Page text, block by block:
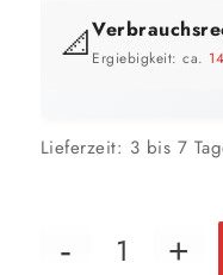
📐 Ergiebigkeit: ca.
Lieferzeit: 3 bis 7